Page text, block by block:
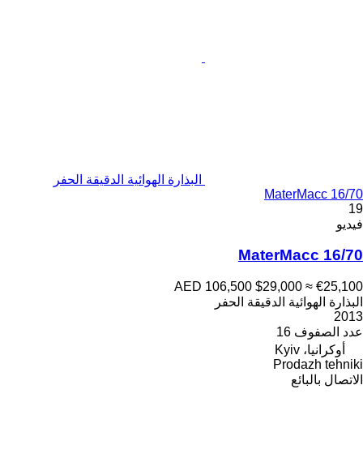
البذارة الهوائية الدقيقة الحفر
MaterMacc 16/70
19
فيديو
MaterMacc 16/70
AED 106,500 $29,000 ≈ €25,100
البذارة الهوائية الدقيقة الحفر
2013
عدد الصفوف 16
أوكرانيا، Kyiv
Prodazh tehniki
الاتصال بالبائع